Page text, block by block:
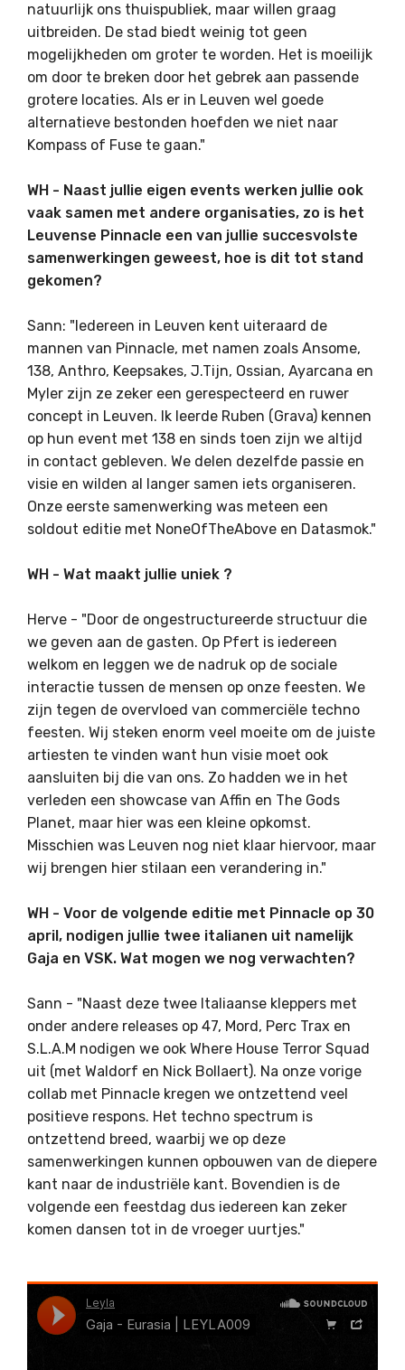
natuurlijk ons thuispubliek, maar willen graag
uitbreiden. De stad biedt weinig tot geen
mogelijkheden om groter te worden. Het is moeilijk
om door te breken door het gebrek aan passende
grotere locaties. Als er in Leuven wel goede
alternatieve bestonden hoefden we niet naar
Kompass of Fuse te gaan."
WH - Naast jullie eigen events werken jullie ook
vaak samen met andere organisaties, zo is het
Leuvense Pinnacle een van jullie succesvolste
samenwerkingen geweest, hoe is dit tot stand
gekomen?
Sann: "Iedereen in Leuven kent uiteraard de
mannen van Pinnacle, met namen zoals Ansome,
138, Anthro, Keepsakes, J.Tijn, Ossian, Ayarcana en
Myler zijn ze zeker een gerespecteerd en ruwer
concept in Leuven. Ik leerde Ruben (Grava) kennen
op hun event met 138 en sinds toen zijn we altijd
in contact gebleven. We delen dezelfde passie en
visie en wilden al langer samen iets organiseren.
Onze eerste samenwerking was meteen een
soldout editie met NoneOfTheAbove en Datasmok."
WH - Wat maakt jullie uniek ?
Herve - "Door de ongestructureerde structuur die
we geven aan de gasten. Op Pfert is iedereen
welkom en leggen we de nadruk op de sociale
interactie tussen de mensen op onze feesten. We
zijn tegen de overvloed van commerciële techno
feesten. Wij steken enorm veel moeite om de juiste
artiesten te vinden want hun visie moet ook
aansluiten bij die van ons. Zo hadden we in het
verleden een showcase van Affin en The Gods
Planet, maar hier was een kleine opkomst.
Misschien was Leuven nog niet klaar hiervoor, maar
wij brengen hier stilaan een verandering in."
WH - Voor de volgende editie met Pinnacle op 30
april, nodigen jullie twee italianen uit namelijk
Gaja en VSK. Wat mogen we nog verwachten?
Sann - "Naast deze twee Italiaanse kleppers met
onder andere releases op 47, Mord, Perc Trax en
S.L.A.M nodigen we ook Where House Terror Squad
uit (met Waldorf en Nick Bollaert). Na onze vorige
collab met Pinnacle kregen we ontzettend veel
positieve respons. Het techno spectrum is
ontzettend breed, waarbij we op deze
samenwerkingen kunnen opbouwen van de diepere
kant naar de industriële kant. Bovendien is de
volgende een feestdag dus iedereen kan zeker
komen dansen tot in de vroeger uurtjes."